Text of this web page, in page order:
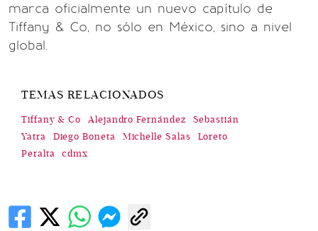
marca oficialmente un nuevo capítulo de
Tiffany & Co, no sólo en México, sino a nivel
global.
TEMAS RELACIONADOS
Tiffany & Co Alejandro Fernández
Sebastián
Yatra
Diego Boneta Michelle Salas
Loreto
Peralta
cdmx